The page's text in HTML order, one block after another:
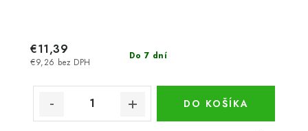
Do 7 dní
€9,26 bez DPH
€11,39
DO KOŠÍKA